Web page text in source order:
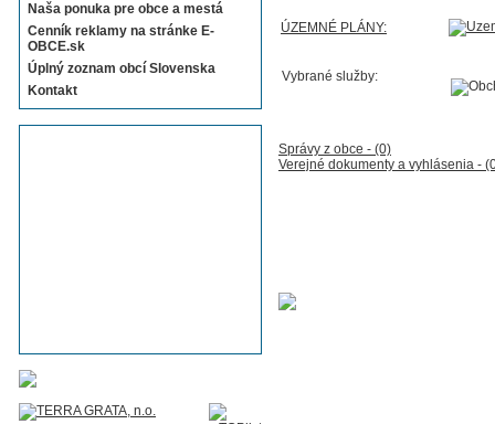
Naša ponuka pre obce a mestá
Cenník reklamy na stránke E-
OBCE.sk
Úplný zoznam obcí Slovenska
Kontakt
ÚZEMNÉ PLÁNY:
Vybrané služby:
Správy z obce - (0)
Verejné dokumenty a vyhlásenia -